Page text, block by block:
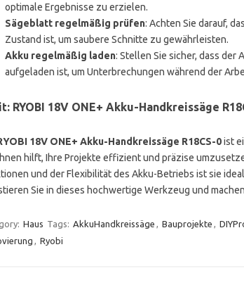
optimale Ergebnisse zu erzielen.
Sägeblatt regelmäßig prüfen: Achten Sie darauf,
Zustand ist, um saubere Schnitte zu gewährleisten.
Akku regelmäßig laden: Stellen Sie sicher, dass der
aufgeladen ist, um Unterbrechungen während der
RYOBI 18V ONE+ Akku-Handkreissäge
18V ONE+ Akku-Handkreissäge R18CS-0ist
hilft, Ihre Projekte effizient und präzise
und der Flexibilität des Akku-Betriebs ist sie
Sie in dieses hochwertige Werkzeug und
Haus Tags: AkkuHandkreissäge , Bauprojekte ,
, Ryobi